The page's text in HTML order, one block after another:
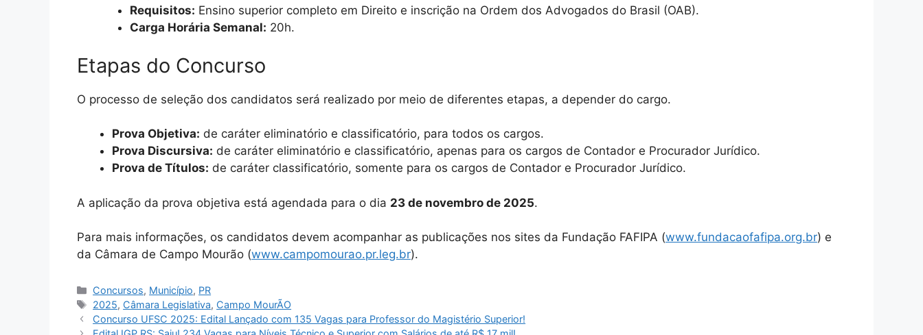
Requisitos: Ensino superior completo em Direito e inscrição na Ordem dos Advogados do Brasil (OAB).
Carga Horária Semanal: 20h.
Etapas do Concurso
O processo de seleção dos candidatos será realizado por meio de diferentes etapas, a depender do cargo.
Prova Objetiva: de caráter eliminatório e classificatório, para todos os cargos.
Prova Discursiva: de caráter eliminatório e classificatório, apenas para os cargos de Contador e Procurador Jurídico.
Prova de Títulos: de caráter classificatório, somente para os cargos de Contador e Procurador Jurídico.
A aplicação da prova objetiva está agendada para o dia 23 de novembro de 2025.
Para mais informações, os candidatos devem acompanhar as publicações nos sites da Fundação FAFIPA (www.fundacaofafipa.org.br) e
da Câmara de Campo Mourão (www.campomourao.pr.leg.br).
Categorias
Concursos, Município, PR
Tags
2025, Câmara Legislativa, Campo MourÃO
Concurso UFSC 2025: Edital Lançado com 135 Vagas para Professor do Magistério Superior!